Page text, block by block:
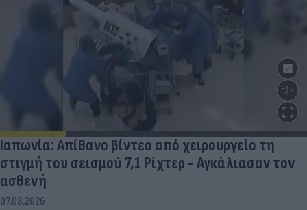
Ιαπωνία: Απίθανο βίντεο από χειρουργείο τη
στιγμή του σεισμού 7,1 Ρίχτερ - Αγκάλιασαν τον
ασθενή
07.08.2026